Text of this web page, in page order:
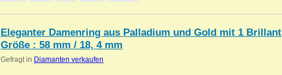
Eleganter Damenring aus Palladium und Gold mit 1 Brillant
Größe : 58 mm / 18, 4 mm
Gefragt in Diamanten verkaufen